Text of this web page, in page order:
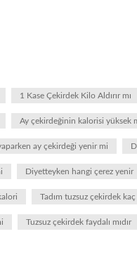
1 Kase Çekirdek Kilo Aldırır mı
Ay çekirdeğinin kalorisi yüksek
ay çekirdeği yenir mi
Diyetteyken hangi çerez yenir
Tadım tuzsuz çekirdek
Tuzsuz çekirdek faydalı mıdır